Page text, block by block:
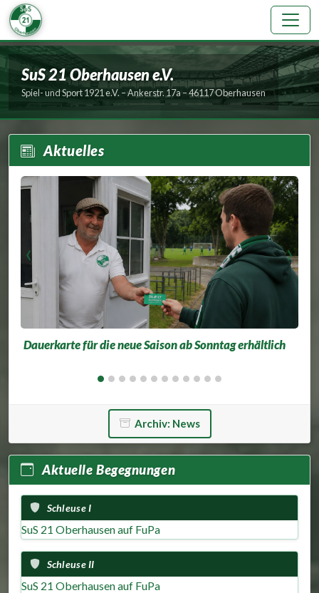
SuS 21 Oberhausen e.V.
SuS 21 Oberhausen e.V.
Spiel- und Sport 1921 e.V. – Ankerstr. 17a – 46117 Oberhausen
Aktuelles
‹ ›
Dauerkarte für die neue Saison ab Sonntag erhältlich
Archiv: News
Aktuelle Begegnungen
Schleuse I
SuS 21 Oberhausen auf FuPa
Schleuse II
SuS 21 Oberhausen auf FuPa